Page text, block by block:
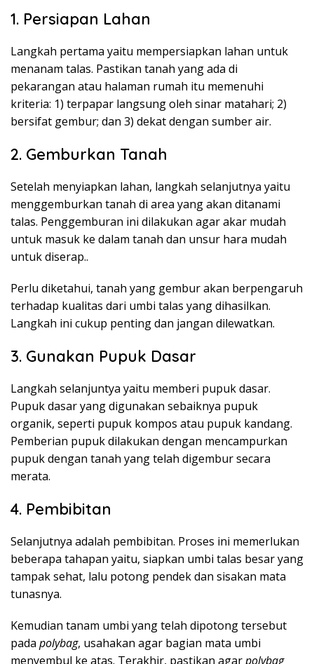
1. Persiapan Lahan
Langkah pertama yaitu mempersiapkan lahan untuk
menanam talas. Pastikan tanah yang ada di
pekarangan atau halaman rumah itu memenuhi
kriteria: 1) terpapar langsung oleh sinar matahari; 2)
bersifat gembur; dan 3) dekat dengan sumber air.
2. Gemburkan Tanah
Setelah menyiapkan lahan, langkah selanjutnya yaitu
menggemburkan tanah di area yang akan ditanami
talas. Penggemburan ini dilakukan agar akar mudah
untuk masuk ke dalam tanah dan unsur hara mudah
untuk diserap..
Perlu diketahui, tanah yang gembur akan berpengaruh
terhadap kualitas dari umbi talas yang dihasilkan.
Langkah ini cukup penting dan jangan dilewatkan.
3. Gunakan Pupuk Dasar
Langkah selanjuntya yaitu memberi pupuk dasar.
Pupuk dasar yang digunakan sebaiknya pupuk
organik, seperti pupuk kompos atau pupuk kandang.
Pemberian pupuk dilakukan dengan mencampurkan
pupuk dengan tanah yang telah digembur secara
merata.
4. Pembibitan
Selanjutnya adalah pembibitan. Proses ini memerlukan
beberapa tahapan yaitu, siapkan umbi talas besar yang
tampak sehat, lalu potong pendek dan sisakan mata
tunasnya.
Kemudian tanam umbi yang telah dipotong tersebut
pada polybag, usahakan agar bagian mata umbi
menyembul ke atas. Terakhir, pastikan agarpolybag